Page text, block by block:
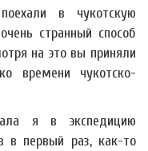
в чукотскую
странный способ
на это вы приняли
времени чукотско-
я в экспедицию
в первый раз, как-то